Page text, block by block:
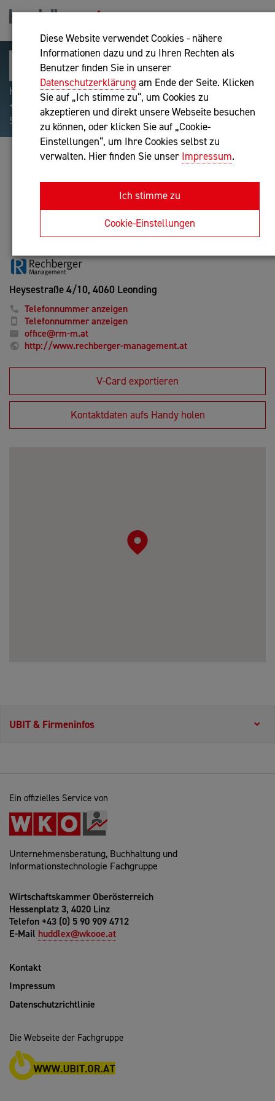
Diese Website verwendet Cookies - nähere
Informationen dazu und zu Ihren Rechten als
Benutzer finden Sie in unserer
Datenschutzerklärung am Ende der Seite. Klicken
Sie auf „Ich stimme zu“, um Cookies zu
akzeptieren und direkt unsere Webseite besuchen
zu können, oder klicken Sie auf „Cookie-
Einstellungen“, um Ihre Cookies selbst zu
verwalten. Hier finden Sie unser Impressum.
Ich stimme zu
Cookie-Einstellungen
Hilfreiche Suchparameter: Begriff einschließen:
+webshop, Begriff ausschließen: -webshop, Exakter
Suchbegriff: "internet of things"
RECHBERGER MANAGEMENT E.U.
Unternehmensberatung
Anfrage oder Rückruf
Heysestraße 4/10, 4060 Leonding
Telefonnummer anzeigen
Telefonnummer anzeigen
office@rm-m.at
http://www.rechberger-management.at
V-Card exportieren
Kontaktdaten aufs Handy holen
UBIT & Firmeninfos
Ein offizielles Service von
Unternehmensberatung, Buchhaltung und
Informationstechnologie Fachgruppe
Wirtschaftskammer Oberösterreich
Hessenplatz 3, 4020 Linz
Telefon +43 (0) 5 90 909 4712
E-Mail huddlex@wkooe.at
Kontakt
Impressum
Datenschutzrichtlinie
Die Webseite der Fachgruppe